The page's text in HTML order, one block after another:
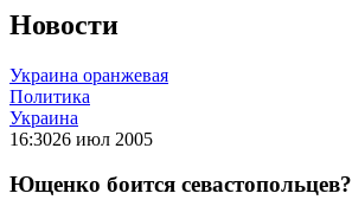
Новости
Украина оранжевая
Политика
Украина
16:3026 июл 2005
Ющенко боится севастопольцев?